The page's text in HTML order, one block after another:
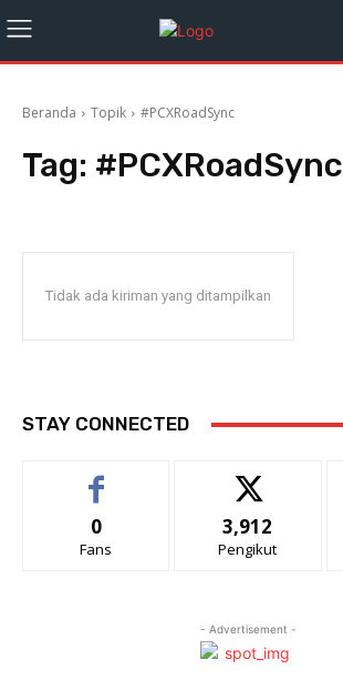
Beranda Topik #PCXRoadSync
Tag: #PCXRoadSync
Tidak ada kiriman yang ditampilkan
STAY CONNECTED
0
Fans
3,912
Pengikut
- Advertisement -